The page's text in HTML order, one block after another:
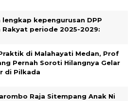
lengkap kepengurusan DPP
Rakyat periode 2025-2029:
di Malahayati Medan, Prof
Pernah Soroti Hilangnya Gelar
di Pilkada
Raja Sitempang Anak Ni